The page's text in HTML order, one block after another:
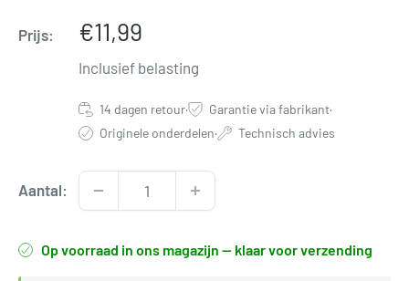
Prijs: Verkoopprijs
€11,99
Inclusief belasting
14 dagen retour· Garantie via fabrikant·
Originele onderdelen· Technisch advies
Aantal:
Op voorraad in ons magazijn — klaar voor verzending